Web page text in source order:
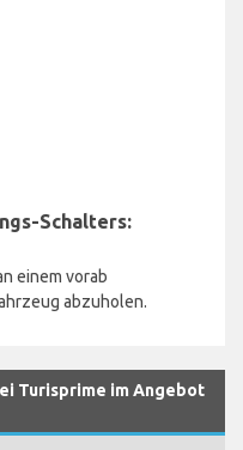
Schalters:
einem vorab
abzuholen.
Turisprime im Angebot